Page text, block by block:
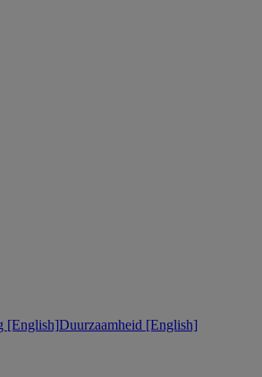
[English]Duurzaamheid [English]